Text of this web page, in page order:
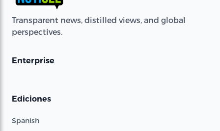
Transparent news, distilled views, and global
perspectives.
Enterprise
Ediciones
Spanish